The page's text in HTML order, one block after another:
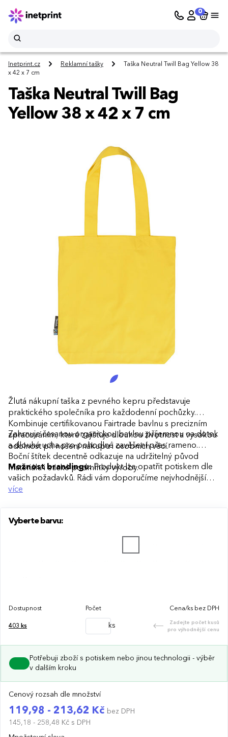
0
Inetprint.cz Reklamní tašky
Taška Neutral Twill Bag Yellow 38
x 42 x 7 cm
Taška Neutral Twill Bag
Yellow 38 x 42 x 7 cm
Žlutá nákupní taška z pevného kepru představuje
praktického společníka pro každodenní pochůzky.
Kombinuje certifikovanou Fairtrade bavlnu s precizním
zpracováním, které zajišťuje dlouhou životnost a vysokou
odolnost při nošení nákupu i osobních věcí.
Zahrnuje česanou organickou bavlnu příjemnou na dotek
a dlouhá ucha pro pohodlné zavěšení přes rameno.
Boční štítek decentně odkazuje na udržitelný původ
materiálu i etické podmínky výroby.
Možnost brandingu:Produkt lze opatřit potiskem dle
vašich požadavků. Rádi vám doporučíme nejvhodnější
technologii potisku s ohledem na design i váš rozpočet.
více
Vyberte barvu:
Dostupnost Počet Cena/ks bez DPH
403 ks ks
Zadejte počet kusů
pro výhodnější cenu
Potřebuji zboží s potiskem nebo jinou technologii - výběr
v dalším kroku
Cenový rozsah dle množství
119,98 - 213,62 Kč bez DPH
145,18 - 258,48 Kč s DPH